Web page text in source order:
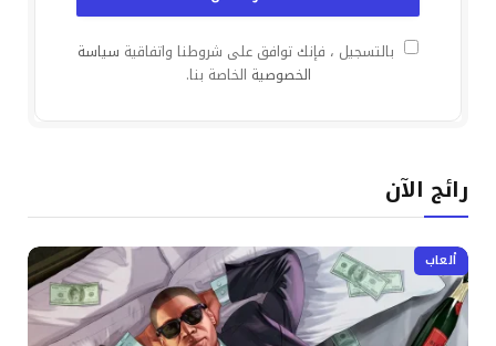
بالتسجيل ، فإنك توافق على شروطنا واتفاقية سياسة
الخصوصية الخاصة بنا.
رائج الآن
ألعاب